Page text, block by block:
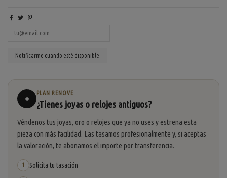
✦
PLAN RENOVE
¿Tienes joyas o relojes antiguos?
Véndenos tus joyas, oro o relojes que ya no uses y estrena esta
pieza con más facilidad. Las tasamos profesionalmente y, si aceptas
la valoración, te abonamos el importe por transferencia.
1 Solicita tu tasación